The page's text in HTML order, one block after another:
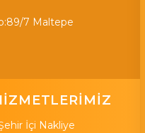
7 Maltepe
İçi Nakliye